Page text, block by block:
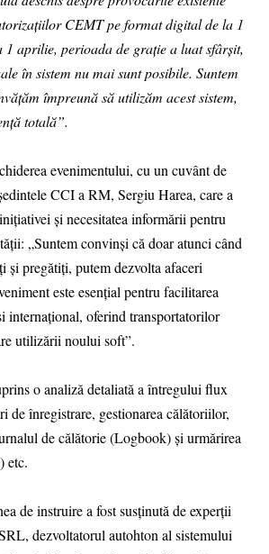
CEMT pe format digital de la 1
aprilie, perioada de grație a luat sfârșit,
în sistem nu mai sunt posibile. Suntem
împreună să utilizăm acest sistem,
totală”.
evenimentului, cu un cuvânt de
CCI a RM, Sergiu Harea, care a
și necesitatea informării pentru
„Suntem convinși că doar atunci când
și pregătiți, putem dezvolta afaceri
este esențial pentru facilitarea
internațional, oferind transportatorilor
utilizării noului soft”.
o analiză detaliată a întregului flux
de înregistrare, gestionarea călătoriilor,
de călătorie (Logbook) și urmărirea
etc.
de instruire a fost susținută de experții
dezvoltatorul autohton al sistemului